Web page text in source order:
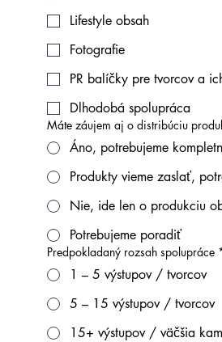
Lifestyle obsah
Fotografie
PR
Dlhodobá spolupráca
Máte záujem aj o distribúciu
Áno, potrebujeme
Produkty vieme zaslať,
Nie, ide len o produkciu
Potrebujeme poradiť
Predpokladaný rozsah spolupráce
1 – 5 výstupov / tvorcov
5 – 15 výstupov / tvorcov
15+ výstupov / väčšia